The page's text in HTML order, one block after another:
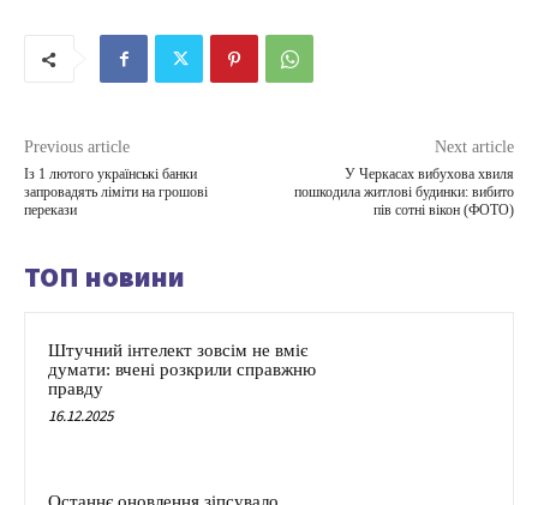
Previous article
Із 1 лютого українські банки
запровадять ліміти на грошові
перекази
Next article
У Черкасах вибухова хвиля
пошкодила житлові будинки: вибито
пів сотні вікон (ФОТО)
ТОП новини
Штучний інтелект зовсім не вміє
думати: вчені розкрили справжню
правду
16.12.2025